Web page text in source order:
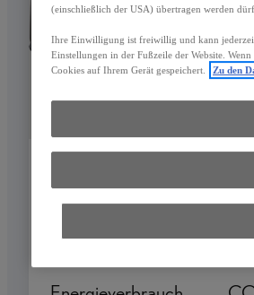
LEXUS NX
NX 350h AWD
(einschließlich der USA) übertragen werden
Ihre Einwilligung ist freiwillig und kann
Einstellungen in der Fußzeile der Website.
Cookies auf Ihrem Gerät gespeichert.
Zu den